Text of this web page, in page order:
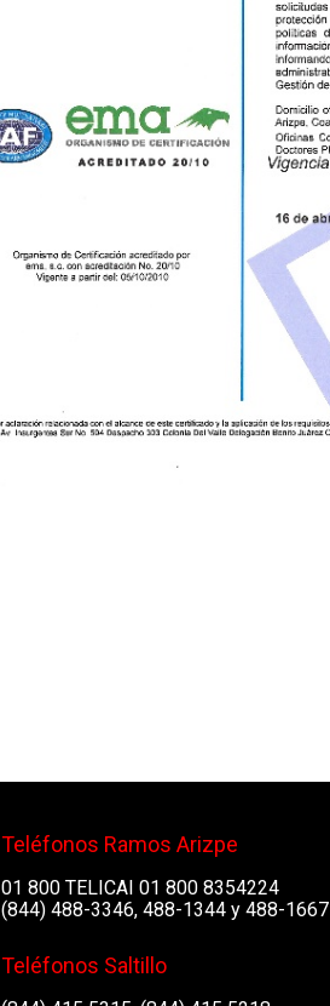
Teléfonos Ramos Arizpe
01 800 TELICAI 01 800 8354224
(844) 488-3346, 488-1344 y 488-1667
Teléfonos Saltillo